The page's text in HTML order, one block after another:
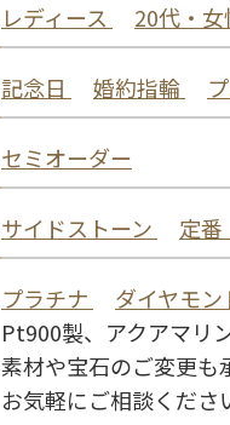
レディース 20代・女
記念日 婚約指輪
セミオーダー
サイドストーン 定番
プラチナ ダイヤモン
Pt900製、アクアマリ
素材や宝石のご変更も
お気軽にご相談くださ